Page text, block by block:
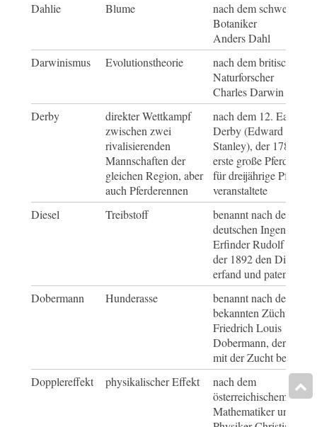
Dahlie
Blume
nach dem
Botaniker
Anders Dahl
Darwinismus
Evolutionstheorie
nach dem britischen
Naturforscher
Charles Darwin
Derby
direkter Wettkampf
zwischen zwei
rivalisierenden
Mannschaften der
gleichen Region, aber
auch Pferderennen
nach dem 12. Earl of
Derby (Edward Smith
Stanley), der 1780 das
erste große
für dreijährige Pferde
veranstaltete
Diesel
Treibstoff
benannt nach dem
deutschen Ingenieur
Erfinder Rudolf Diesel,
der 1892 den
erfand und patentierte
Dobermann
Hunderasse
benannt nach dem
bekannten Züchter
Friedrich Louis
Dobermann, der ca.
mit der Zucht begann
Dopplereffekt
physikalischer Effekt
nach dem
österreichischem
Mathematiker und